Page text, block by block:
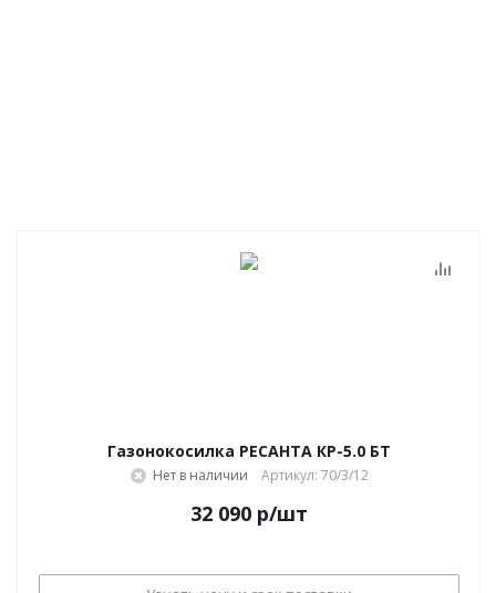
Газонокосилка РЕСАНТА КР-5.0 БТ
Нет в наличии Артикул: 70/3/12
32 090 р/шт